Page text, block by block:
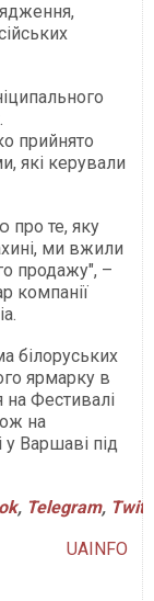
прийнято
які керували
про те, яку
ми вжили
продажу", –
компанії
білоруських
ярмарку в
Фестивалі
на
Варшаві під
, Telegram,
UAINFO